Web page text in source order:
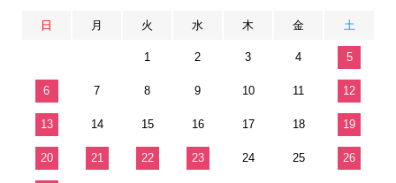
日 月 火 水 木 金 土
1 2 3 4 5
6 7 8 9 10 11 12
13 14 15 16 17 18 19
20 21 22 23 24 25 26